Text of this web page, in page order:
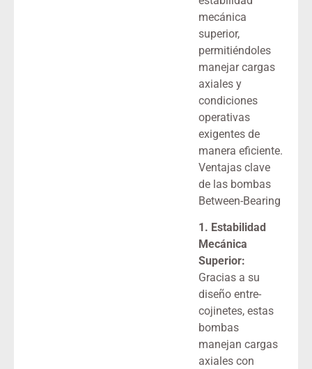
mecánica
superior,
permitiéndoles
manejar cargas
axiales y
condiciones
operativas
exigentes de
manera eficiente.
Ventajas clave
de las bombas
Between-Bearing
1. Estabilidad
Mecánica
Superior:
Gracias a su
diseño entre-
cojinetes, estas
bombas
manejan cargas
axiales con